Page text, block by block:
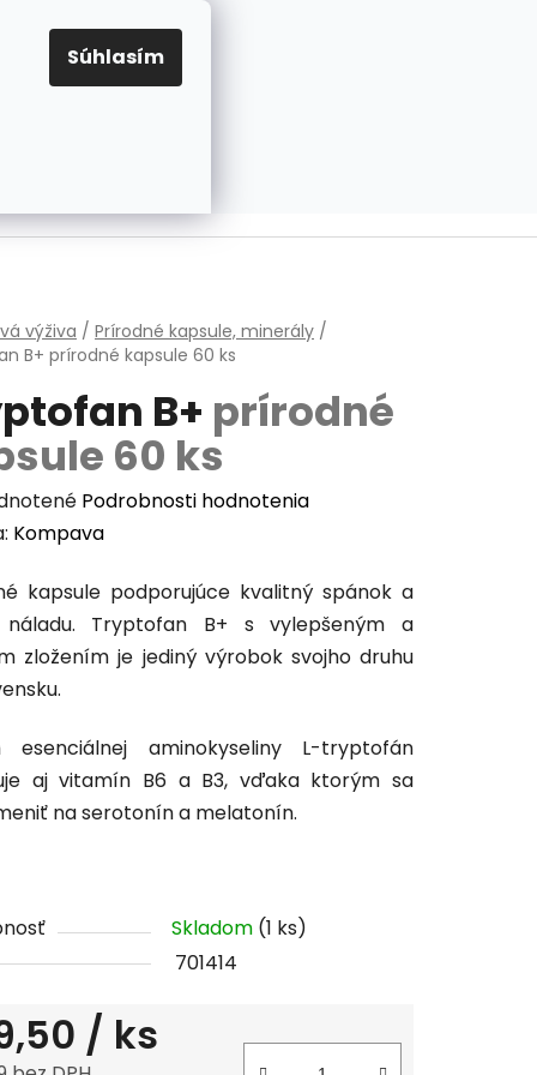
Súhlasím
PRAVIDLÁ PRE COOKIES
EUR
výživa / Prírodné kapsule, minerály /
B+ prírodné kapsule 60 ks
B+ prírodné
60 ks
Podrobnosti hodnotenia
Kompava
kapsule podporujúce kvalitný spánok a
Tryptofan B+ s vylepšeným a
zložením je jediný výrobok svojho druhu
esenciálnej aminokyseliny L-tryptofán
aj vitamín B6 a B3, vďaka ktorým sa
na serotonín a melatonín.
Skladom (1 ks)
701414
/ ks